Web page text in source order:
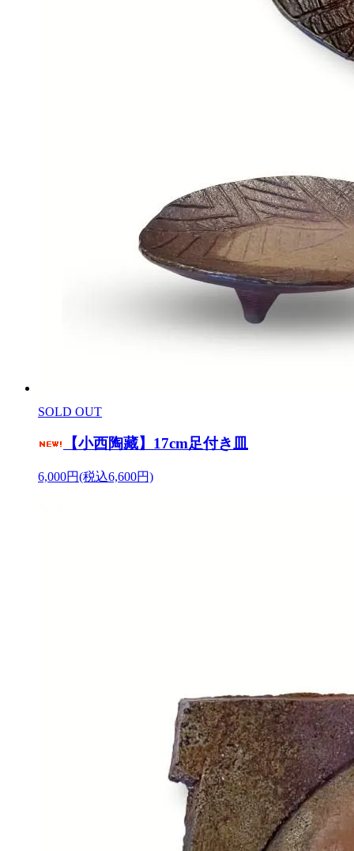
SOLD OUT
【小西陶藏】17cm足付き皿
6,000円(税込6,600円)